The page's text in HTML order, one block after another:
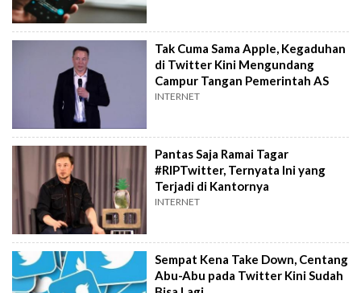
Tak Cuma Sama Apple, Kegaduhan
di Twitter Kini Mengundang
Campur Tangan Pemerintah AS
INTERNET
Pantas Saja Ramai Tagar
#RIPTwitter, Ternyata Ini yang
Terjadi di Kantornya
INTERNET
Sempat Kena Take Down, Centang
Abu-Abu pada Twitter Kini Sudah